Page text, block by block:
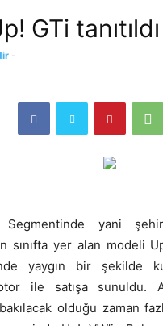
GTi tanıtıldı
-
Segmentinde yani
sınıfta yer alan modeli
yaygın bir şekilde
ile satışa sunuldu.
bakılacak olduğu zaman